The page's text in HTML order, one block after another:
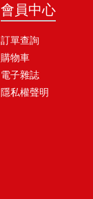
會員中心
訂單查詢
購物車
電子雜誌
隱私權聲明